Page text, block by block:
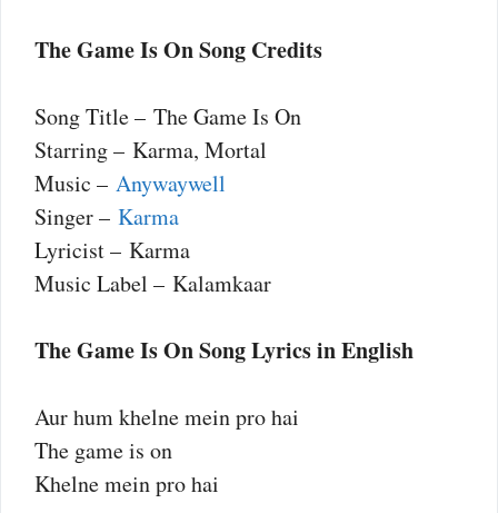
The Game Is On Song Credits
Song Title – The Game Is On
Starring – Karma, Mortal
Music – Anywaywell
Singer – Karma
Lyricist – Karma
Music Label – Kalamkaar
The Game Is On Song Lyrics in English
Aur hum khelne mein pro hai
The game is on
Khelne mein pro hai